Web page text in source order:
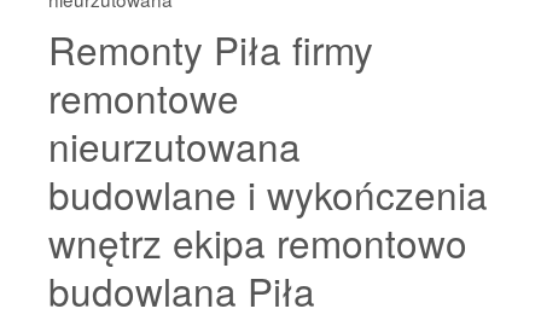
Remonty Piła firmy
remontowe
nieurzutowana
budowlane i wykończenia
wnętrz ekipa remontowo
budowlana Piła